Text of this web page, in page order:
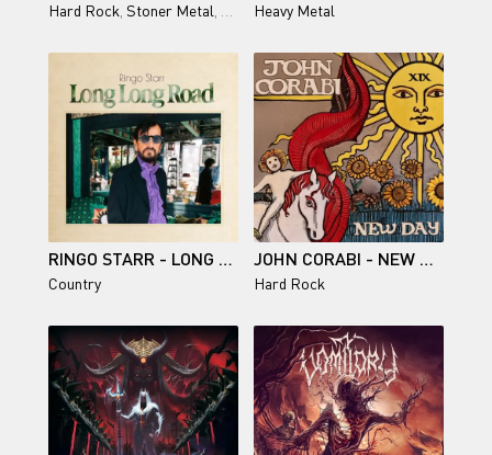
Hard Rock Stoner Metal Progressive Rock
Heavy Metal
RINGO STARR - LONG LONG ROAD
Country
JOHN CORABI - NEW DAY
Hard Rock